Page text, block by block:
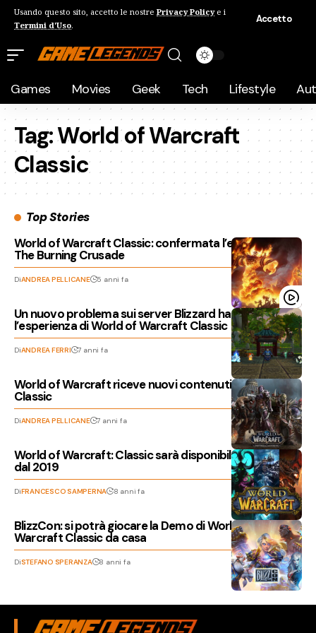
Usando questo sito, accetto le nostre Privacy Policye i
Termini d'Uso.
Accetto
Games Movies Geek Tech Lifestyle
Tag:World of Warcraft
Classic
Top Stories
World of Warcraft Classic: confermata l’espansione
The Burning Crusade
DiANDREA PELLICANE 5 anni fa
Un nuovo problema sui server Blizzard ha minato
l’esperienza di World of Warcraft Classic
DiANDREA FERRI 7 anni fa
World of Warcraft riceve nuovi contenuti oltre a Wow
Classic
DiANDREA PELLICANE 7 anni fa
World of Warcraft: Classic sarà disponibile a partire
dal 2019
DiFRANCESCO SAMPERNA 8 anni fa
BlizzCon: si potrà giocare la Demo di World of
Warcraft Classic da casa
DiSTEFANO SPERANZA 8 anni fa